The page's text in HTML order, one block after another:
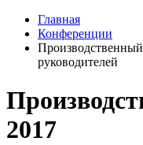
Главная
Конференции
руководителей
2017